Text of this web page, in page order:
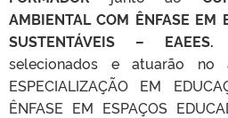
AMBIENTAL COM ÊNFASE EM
SUSTENTÁVEIS – EAEES.
selecionados e atuarão no
ESPECIALIZAÇÃO EM
ÊNFASE EM ESPAÇOS